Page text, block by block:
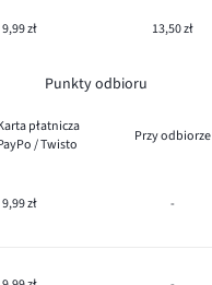
9,99 zł 13,50 zł
Punkty odbioru
płatnicza
/ Twisto
Przy odbiorze
9,99 zł -